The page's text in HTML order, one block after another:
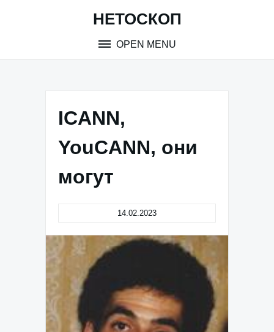
НЕТОСКОП
OPEN MENU
ICANN,
YouCANN, они
могут
14.02.2023